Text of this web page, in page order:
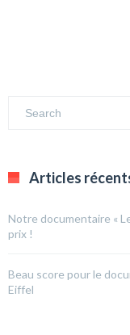
Articles
Notre documentaire «
prix !
Beau score pour le
Eiffel